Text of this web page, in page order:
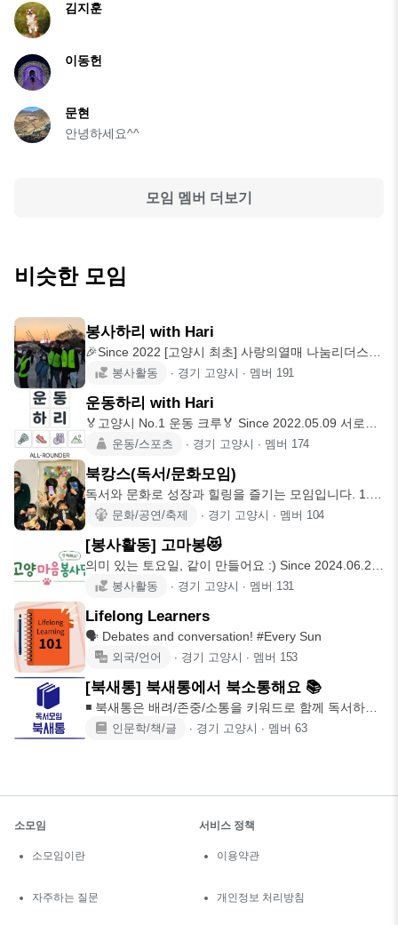
김지훈
이동헌
문현
안녕하세요^^
모임 멤버 더보기
비슷한 모임
봉사하리 with Hari
🎉Since 2022 [고양시 최초] 사랑의열매 나눔리더스클
럽 🍒 [20봉사활동 ∙ 경기 고양시 ∙ 멤버 191
운동하리 with Hari
🏅고양시 No.1 운동 크루🏅 Since 2022.05.09 서로가
서로 운동/스포츠 ∙ 경기 고양시 ∙ 멤버 174
북캉스(독서/문화모임)
독서와 문화로 성장과 힐링을 즐기는 모임입니다. 1.
북캉스(Book
문화/공연/축제 ∙ 경기 고양시 ∙ 멤버 104
[봉사활동] 고마봉😻
의미 있는 토요일, 같이 만들어요 :) Since 2024.06.22
봉사활동 ∙ 경기 고양시 ∙ 멤버 131
Lifelong Learners
🗣️ Debates and conversation! #Every Sun
외국/언어 ∙ 경기 고양시 ∙ 멤버 153
[북새통] 북새통에서 북소통해요 📚
◾️ 북새통은 배려/존중/소통을 키워드로 함께 독서하고
생각을 공유하고
인문학/책/글 ∙ 경기 고양시 ∙ 멤버 63
소모임
소모임이란
자주하는 질문
서비스 정책
이용약관
개인정보 처리방침